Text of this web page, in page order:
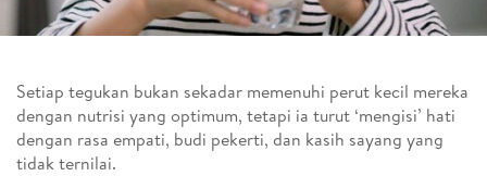
Setiap tegukan bukan sekadar memenuhi perut kecil mereka
dengan nutrisi yang optimum, tetapi ia turut ‘mengisi’ hati
dengan rasa empati, budi pekerti, dan kasih sayang yang
tidak ternilai.